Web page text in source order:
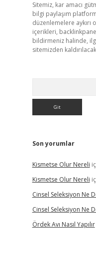
Sitemiz, kar amacı
bilgi paylaşım
düzenlemelere
içerikleri,
bildirmeniz halinde,
sitemizden
Son yorumlar
Kismetse Olur Nereli
Kismetse Olur Nereli
Cinsel Seleksiyon Ne
Cinsel Seleksiyon Ne
Ördek Avı Nasıl Yapılır